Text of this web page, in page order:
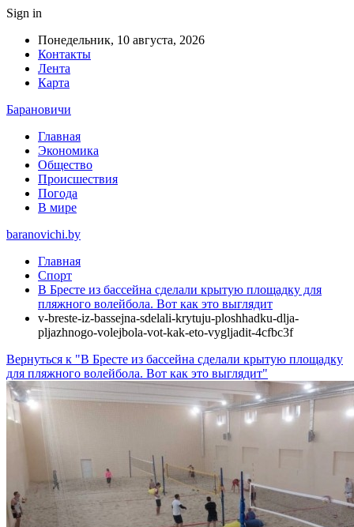
Sign in
Понедельник, 10 августа, 2026
Контакты
Лента
Карта
Барановичи
Главная
Экономика
Общество
Происшествия
Погода
В мире
baranovichi.by
Главная
Спорт
В Бресте из бассейна сделали крытую площадку для
пляжного волейбола. Вот как это выглядит
v-breste-iz-bassejna-sdelali-krytuju-ploshhadku-dlja-
pljazhnogo-volejbola-vot-kak-eto-vygljadit-4cfbc3f
Вернуться к "В Бресте из бассейна сделали крытую площадку
для пляжного волейбола. Вот как это выглядит"